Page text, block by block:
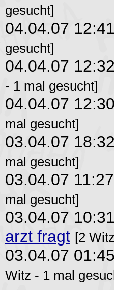
gesucht]
04.04.07
gesucht]
04.04.07
- 1 mal gesucht]
04.04.07
mal gesucht]
03.04.07
mal gesucht]
03.04.07
mal gesucht]
03.04.07
arzt fragt [2
03.04.07
Witz - 1 mal